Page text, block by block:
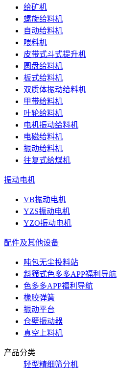
给矿机
螺旋给料机
自动给料机
喂料机
皮带式斗式提升机
圆盘给料机
板式给料机
双质体振动给料机
甲带给料机
叶轮给料机
电机振动给料机
电磁给料机
振动给料机
往复式给煤机
振动电机
VB振动电机
YZS振动电机
YZO振动电机
配件及其他设备
吨包无尘投料站
斜筛式色多多APP福利导航
色多多APP福利导航
橡胶弹簧
振动平台
仓壁振动器
真空上料机
产品分类
轻型精细筛分机